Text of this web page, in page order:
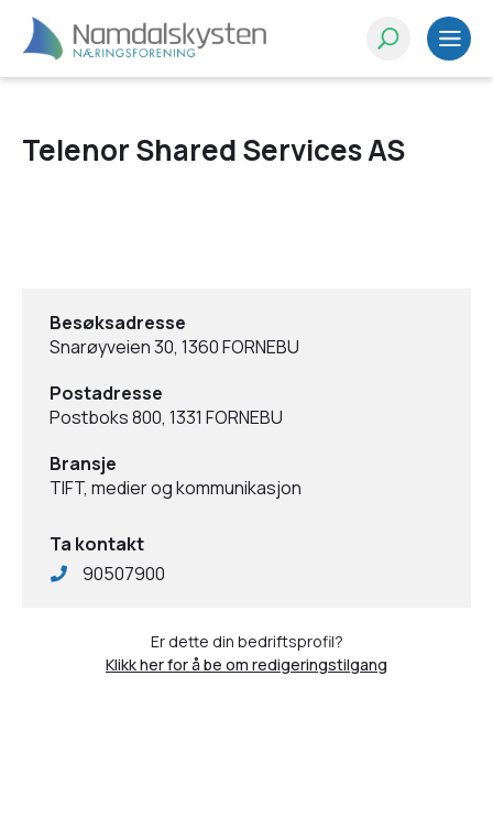
Telenor Shared Services AS
Besøksadresse
Snarøyveien 30, 1360 FORNEBU
Postadresse
Postboks 800, 1331 FORNEBU
Bransje
TIFT, medier og kommunikasjon
Ta kontakt
90507900
Er dette din bedriftsprofil?
Klikk her for å be om redigeringstilgang